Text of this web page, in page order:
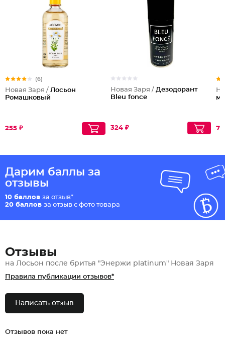
(6)
Новая Заря / Лосьон
Ромашковый
255 ₽
Новая Заря / Дезодорант
Bleu fonce
324 ₽
Дарим баллы за
отзывы
10 баллов за отзыв*
20 баллов за отзыв с фото товара
Отзывы
на Лосьон после бритья "Энержи platinum" Новая Заря
Правила публикации отзывов*
Написать отзыв
Отзывов пока нет